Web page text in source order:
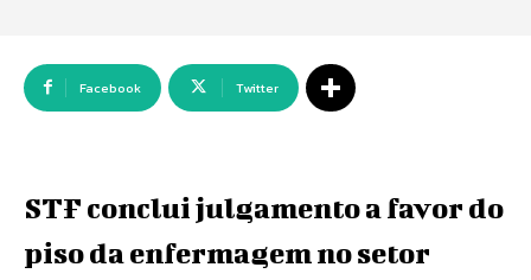
Facebook Twitter
STF conclui julgamento a favor do
piso da enfermagem no setor